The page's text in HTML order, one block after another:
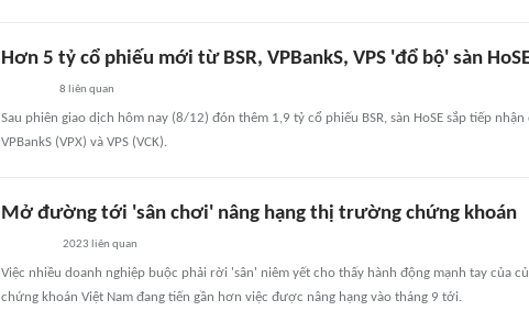
Hơn 5 tỷ cổ phiếu mới từ BSR, VPBankS, VPS 'đổ bộ' sàn
8 liên quan
Sau phiên giao dịch hôm nay (8/12) đón thêm 1,9 tỷ cổ phiếu BSR, sàn HoSE sắp tiếp
VPBankS (VPX) và VPS (VCK).
Mở đường tới 'sân chơi' nâng hạng thị trường chứng khoán
2023 liên quan
Việc nhiều doanh nghiệp buộc phải rời 'sân' niêm yết cho thấy hành động mạnh tay của
chứng khoán Việt Nam đang tiến gần hơn việc được nâng hạng vào tháng 9 tới.